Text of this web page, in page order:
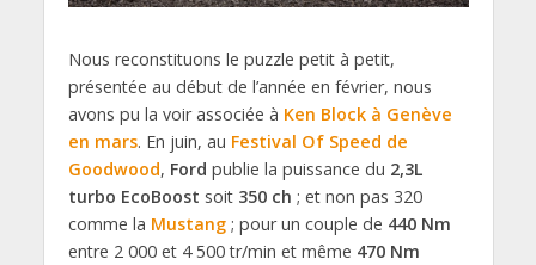
Nous reconstituons le puzzle petit à petit,
présentée au début de l’année en février, nous
avons pu la voir associée à Ken Block à Genève
en mars. En juin, au Festival Of Speed de
Goodwood, Ford publie la puissance du 2,3L
turbo EcoBoost soit 350 ch ; et non pas 320
comme la Mustang; pour un couple de 440 Nm
entre 2 000 et 4 500 tr/min et même 470 Nm